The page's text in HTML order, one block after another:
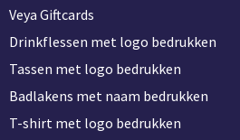
Veya Giftcards
Drinkflessen met logo bedrukken
Tassen met logo bedrukken
Badlakens met naam bedrukken
T-shirt met logo bedrukken